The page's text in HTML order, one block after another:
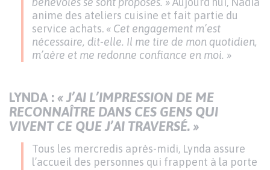
anime des ateliers cuisine et fait partie du
service achats. « Cet engagement m’est
nécessaire, dit-elle. Il me tire de mon quotidien,
m’aère et me redonne confiance en moi. »
LYNDA :« J’AI L’IMPRESSION DE ME
RECONNAÎTRE DANS CES GENS QUI
VIVENT CE QUE J’AI TRAVERSÉ. »
Tous les mercredis après-midi, Lynda assure
l’accueil des personnes qui frappent à la porte